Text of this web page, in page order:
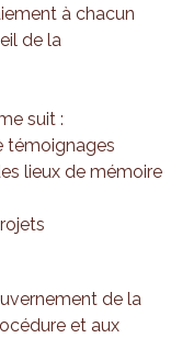
à chacun
de la
suit :
témoignages
lieux de mémoire
de la
et aux